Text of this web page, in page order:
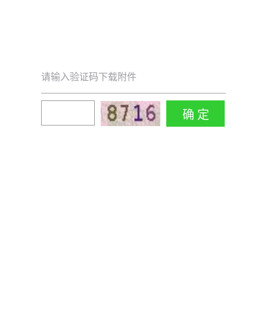
请输入验证码下载附件